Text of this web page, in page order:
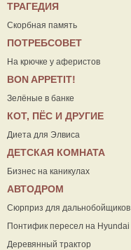
ТРАГЕДИЯ
Скорбная память
ПОТРЕБСОВЕТ
На крючке у аферистов
ВON APPETIT!
Зелёные в банке
КОТ, ПЁС И ДРУГИЕ
Диета для Элвиса
ДЕТСКАЯ КОМНАТА
Бизнес на каникулах
АВТОДРОМ
Сюрприз для дальнобойщиков
Понтифик пересел на Hyundai
Деревянный трактор